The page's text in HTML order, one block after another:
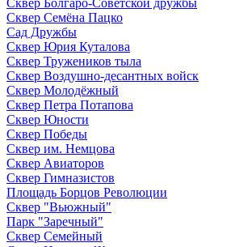
Сквер Болгаро-Советской дружбы
Сквер Семёна Пацко
Сад Дружбы
Сквер Юрия Куталова
Сквер Тружеников тыла
Сквер Воздушно-десантных войск
Сквер Молодёжный
Сквер Петра Потапова
Сквер Юности
Сквер Победы
Сквер им. Немцова
Сквер Авиаторов
Сквер Гимназистов
Площадь Борцов Революции
Сквер "Вьюжный"
Парк "Заречный"
Сквер Семейный